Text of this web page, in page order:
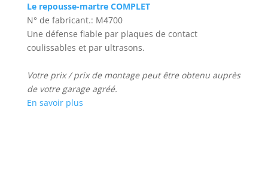
Le repousse-martre COMPLET
N° de fabricant.: M4700
Une défense fiable par plaques de contact
coulissables et par ultrasons.
Votre prix / prix de montage peut être obtenu auprès
de votre garage agréé.
En savoir plus